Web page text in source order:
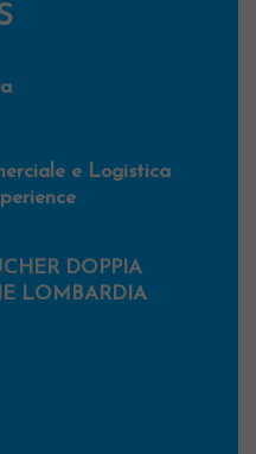
e Logistica
DOPPIA
LOMBARDIA